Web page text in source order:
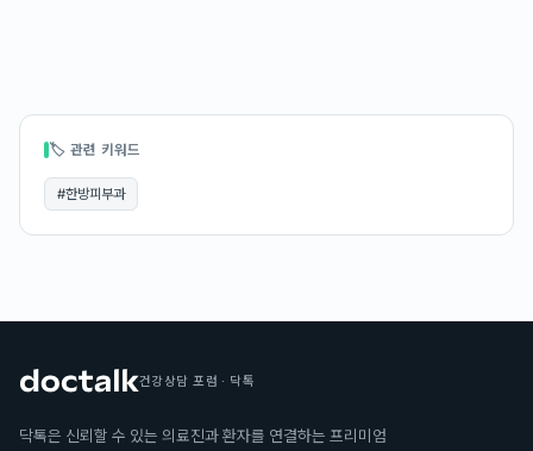
🏷 관련 키워드
#한방피부과
건강상담 포럼 · 닥톡
닥톡은 신뢰할 수 있는 의료진과 환자를 연결하는 프리미엄